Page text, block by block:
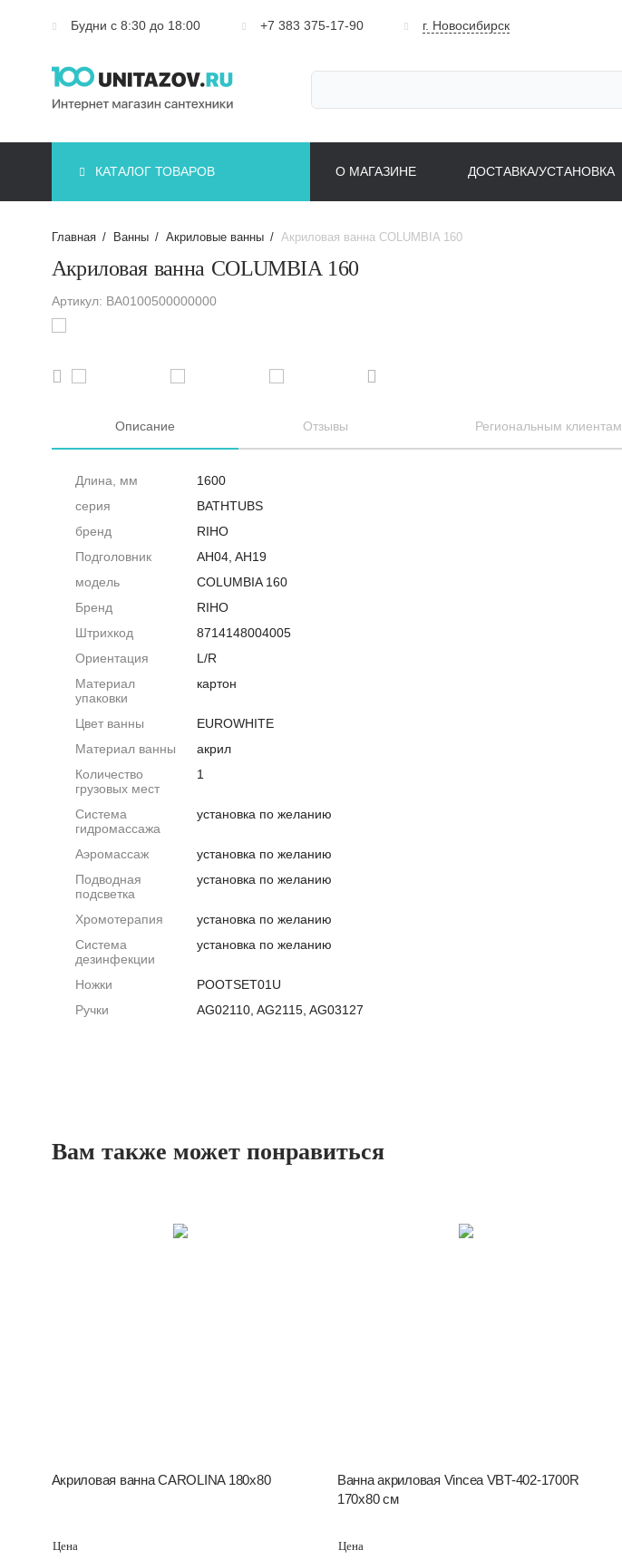
Будни с 8:30 до 18:00 +7 383 375-17-90 г. Новосибирск
КАТАЛОГ ТОВАРОВ О МАГАЗИНЕ ДОСТАВКА/УСТАНОВКА
Главная / Ванны / Акриловые ванны / Акриловая ванна COLUMBIA 160
Акриловая ванна COLUMBIA 160
Артикул: BA0100500000000
Описание Отзывы Региональным клиентам
Длина, мм
1600
серия
BATHTUBS
бренд
RIHO
Подголовник
AH04, AH19
модель
COLUMBIA 160
Бренд
RIHO
Штрихкод
8714148004005
Ориентация
L/R
Материал
упаковки
картон
Цвет ванны
EUROWHITE
Материал ванны
акрил
Количество
грузовых мест
1
Система
гидромассажа
установка по желанию
Аэромассаж
установка по желанию
Подводная
подсветка
установка по желанию
Хромотерапия
установка по желанию
Система
дезинфекции
установка по желанию
Ножки
POOTSET01U
Ручки
AG02110, AG2115, AG03127
Вам также может понравиться
Акриловая ванна CAROLINA 180х80
Цена
Ванна акриловая Vincea VBT-402-1700R
170x80 см
Цена